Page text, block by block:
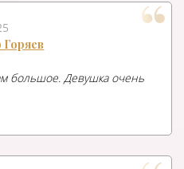
большое. Девушка очень